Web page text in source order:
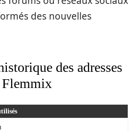
des nouvelles
des adresses